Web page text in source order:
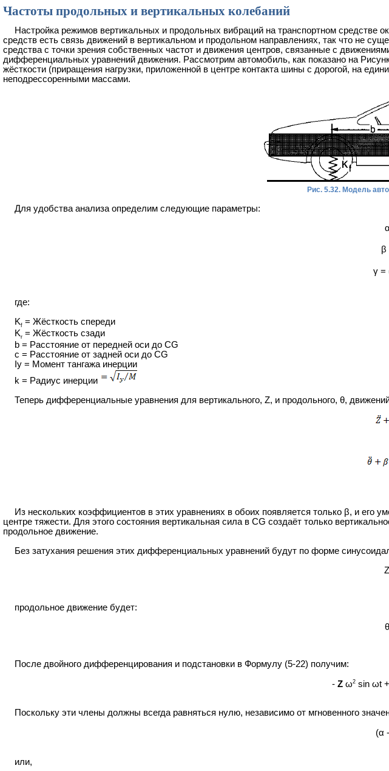
Частоты продольных и вертикальных колебаний
Настройка режимов вертикальных и продольных вибраций на транспортном средстве
средств есть связь движений в вертикальном и продольном направлениях, так что не
средства с точки зрения собственных частот и движения центров, связанные с
дифференциальных уравнений движения. Рассмотрим автомобиль, как показано на
жёсткости (приращения нагрузки, приложенной в центре контакта шины с дорогой, на
неподрессоренными массами.
Рис. 5.32. Модель
Для удобства анализа определим следующие параметры:
β
γ =
где:
Kf = Жёсткость спереди
Kr = Жёсткость сзади
b = Расстояние от передней оси до CG
c = Расстояние от задней оси до CG
Iy = Момент тангажа инерции
k = Радиус инерции
Теперь дифференциальные уравнения для вертикального, Z, и продольного, θ,
Из нескольких коэффициентов в этих уравнениях в обоих появляется только β, и его
центре тяжести. Для этого состояния вертикальная сила в CG создаёт только
продольное движение.
Без затухания решения этих дифференциальных уравнений будут по форме
продольное движение будет:
После двойного дифференцирования и подстановки в Формулу (5-22) получим:
- Zω2sin ωt
Поскольку эти члены должны всегда равняться нулю, независимо от мгновенного
(α
или,